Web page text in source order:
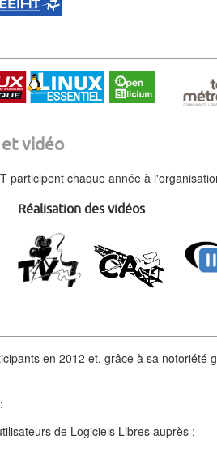
vidéo
participent chaque année à
Réalisation des vidéos
en 2012 et, grâce à sa
de Logiciels Libres auprès :